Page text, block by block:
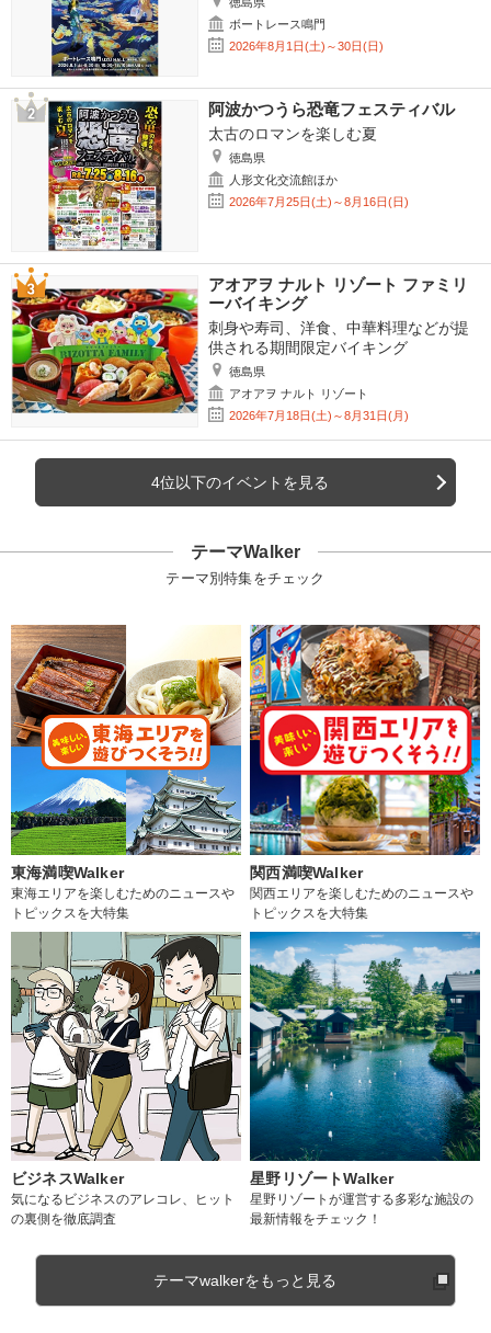
ボートレース鳴門
2026年8月1日(土)～30日(日)
阿波かつうら恐竜フェスティバル
太古のロマンを楽しむ夏
徳島県
人形文化交流館ほか
2026年7月25日(土)～8月16日(日)
アオアヲ ナルト リゾート ファミリ
ーバイキング
刺身や寿司、洋食、中華料理などが提
供される期間限定バイキング
徳島県
アオアヲ ナルト リゾート
2026年7月18日(土)～8月31日(月)
4位以下のイベントを見る
テーマWalker
テーマ別特集をチェック
東海満喫Walker
東海エリアを楽しむためのニュースや
トピックスを大特集
関西満喫Walker
関西エリアを楽しむためのニュースや
トピックスを大特集
ビジネスWalker
気になるビジネスのアレコレ、ヒット
の裏側を徹底調査
星野リゾートWalker
星野リゾートが運営する多彩な施設の
最新情報をチェック！
テーマwalkerをもっと見る